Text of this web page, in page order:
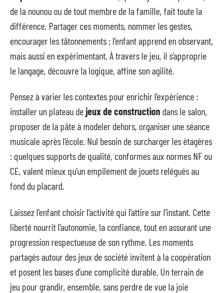
de la nounou ou de tout membre de la famille, fait toute la
différence. Partager ces moments, nommer les gestes,
encourager les tâtonnements : l’enfant apprend en observant,
mais aussi en expérimentant. À travers le jeu, il s’approprie
le langage, découvre la logique, affine son agilité.
Pensez à varier les contextes pour enrichir l’expérience :
installer un plateau dejeux de construction dans le salon,
proposer de la pâte à modeler dehors, organiser une séance
musicale après l’école. Nul besoin de surcharger les étagères
: quelques supports de qualité, conformes aux normes NF ou
CE, valent mieux qu’un empilement de jouets relégués au
fond du placard.
Laissez l’enfant choisir l’activité qui l’attire sur l’instant. Cette
liberté nourrit l’autonomie, la confiance, tout en assurant une
progression respectueuse de son rythme. Les moments
partagés autour des jeux de société invitent à la coopération
et posent les bases d’une complicité durable. Un terrain de
jeu pour grandir, ensemble, sans perdre de vue la joie